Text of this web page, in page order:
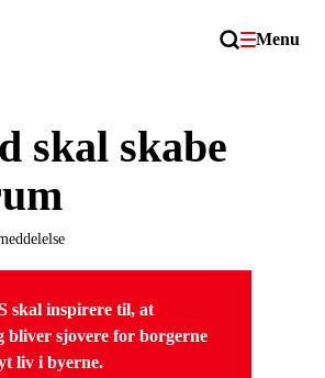
Menu
skal skabe
skal inspirere til, at
bliver sjovere for borgerne
liv i byerne.